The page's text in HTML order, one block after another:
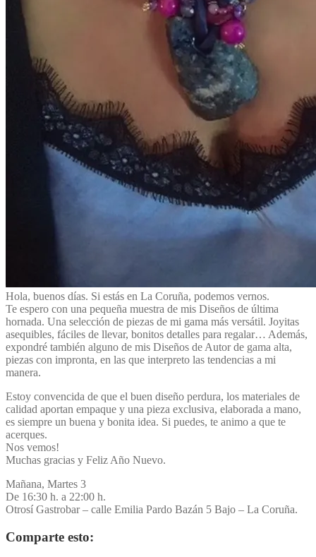
Hola, buenos días. Si estás en La Coruña, podemos vernos.
Te espero con una pequeña muestra de mis Diseños de última
hornada. Una selección de piezas de mi gama más versátil. Joyitas
asequibles, fáciles de llevar, bonitos detalles para regalar… Además,
expondré también alguno de mis Diseños de Autor de gama alta,
piezas con impronta, en las que interpreto las tendencias a mi
manera.
Estoy convencida de que el buen diseño perdura, los materiales de
calidad aportan empaque y una pieza exclusiva, elaborada a mano,
es siempre un buena y bonita idea. Si puedes, te animo a que te
acerques.
Nos vemos!
Muchas gracias y Feliz Año Nuevo.
Mañana, Martes 3
De 16:30 h. a 22:00 h.
Otrosí Gastrobar – calle Emilia Pardo Bazán 5 Bajo – La Coruña.
Comparte esto: